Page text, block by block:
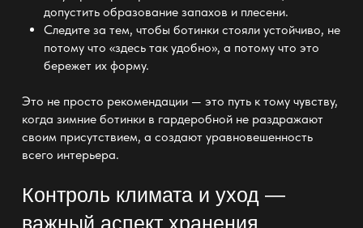
допустить образование запахов и плесени.
Следите за тем, чтобы ботинки стояли устойчиво, не
потому что «здесь так удобно», а потому что это
бережет их форму.
Это не просто рекомендации — это путь к тому чувству,
когда зимние ботинки в гардеробной не раздражают
своим присутствием, а создают уравновешенность
всего интерьера.
Контроль климата и уход —
важный аспект хранения